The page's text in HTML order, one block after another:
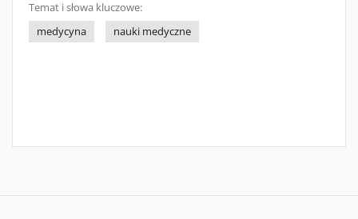
Temat i słowa kluczowe:
medycyna
nauki medyczne